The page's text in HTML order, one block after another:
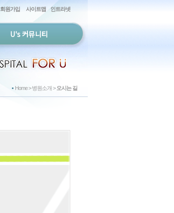
회원가입 사이트맵 인트라넷
U's 커뮤니티
Home > 병원소개 > 오시는 길